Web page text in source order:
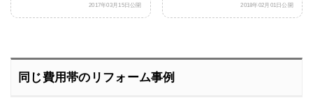
2017年03月15日公開 2018年02月01日公開
同じ費用帯のリフォーム事例